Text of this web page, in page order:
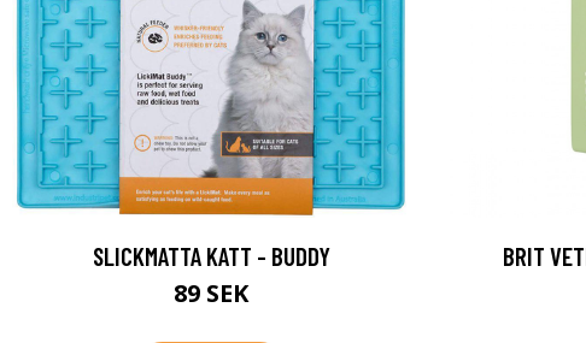
SLICKMATTA KATT - BUDDY
89 SEK
BRIT